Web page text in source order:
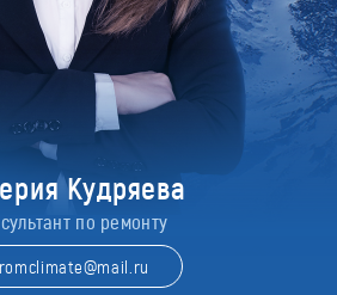
Кудряева
по ремонту